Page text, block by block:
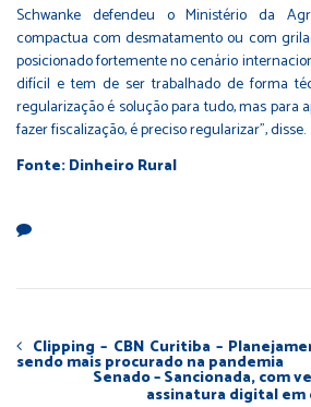
Schwanke defendeu o Ministério da
compactua com desmatamento ou com
posicionado fortemente no cenário
difícil e tem de ser trabalhado de forma
regularização é solução para tudo, mas para
fazer fiscalização, é preciso regularizar”, disse.
Fonte: Dinheiro Rural
Clipping – CBN Curitiba –
sendo mais procurado na pandemia
Senado – Sancionada, com
assinatura digital